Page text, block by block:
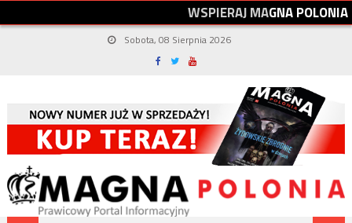
WSPIERAJMAGNAPOLONIA
Sobota, 08 Sierpnia 2026